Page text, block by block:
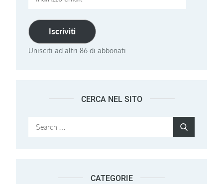
Iscriviti
Unisciti ad altri 86 di abbonati
CERCA NEL SITO
Search
CATEGORIE